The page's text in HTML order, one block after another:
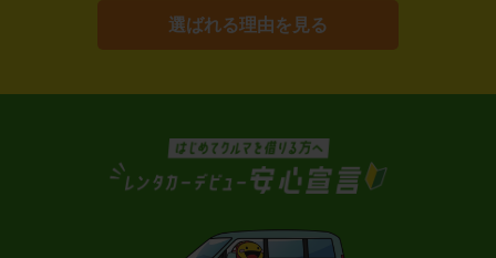
選ばれる理由を見る